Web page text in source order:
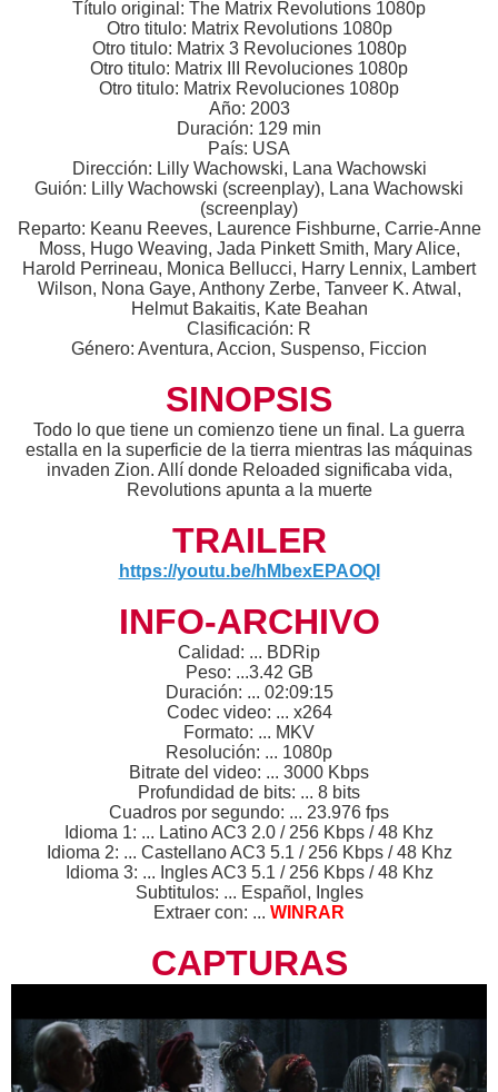
Título original: The Matrix Revolutions 1080p
Otro titulo: Matrix Revolutions 1080p
Otro titulo: Matrix 3 Revoluciones 1080p
Otro titulo: Matrix III Revoluciones 1080p
Otro titulo: Matrix Revoluciones 1080p
Año: 2003
Duración: 129 min
País: USA
Dirección: Lilly Wachowski, Lana Wachowski
Guión: Lilly Wachowski (screenplay), Lana Wachowski
(screenplay)
Reparto: Keanu Reeves, Laurence Fishburne, Carrie-Anne
Moss, Hugo Weaving, Jada Pinkett Smith, Mary Alice,
Harold Perrineau, Monica Bellucci, Harry Lennix, Lambert
Wilson, Nona Gaye, Anthony Zerbe, Tanveer K. Atwal,
Helmut Bakaitis, Kate Beahan
Clasificación: R
Género: Aventura, Accion, Suspenso, Ficcion
SINOPSIS
Todo lo que tiene un comienzo tiene un final. La guerra
estalla en la superficie de la tierra mientras las máquinas
invaden Zion. Allí donde Reloaded significaba vida,
Revolutions apunta a la muerte
TRAILER
https://youtu.be/hMbexEPAOQI
INFO-ARCHIVO
Calidad: ... BDRip
Peso: ...3.42 GB
Duración: ... 02:09:15
Codec video: ... x264
Formato: ... MKV
Resolución: ... 1080p
Bitrate del video: ... 3000 Kbps
Profundidad de bits: ... 8 bits
Cuadros por segundo: ... 23.976 fps
Idioma 1: ... Latino AC3 2.0 / 256 Kbps / 48 Khz
Idioma 2: ... Castellano AC3 5.1 / 256 Kbps / 48 Khz
Idioma 3: ... Ingles AC3 5.1 / 256 Kbps / 48 Khz
Subtitulos: ... Español, Ingles
Extraer con: ... WINRAR
CAPTURAS